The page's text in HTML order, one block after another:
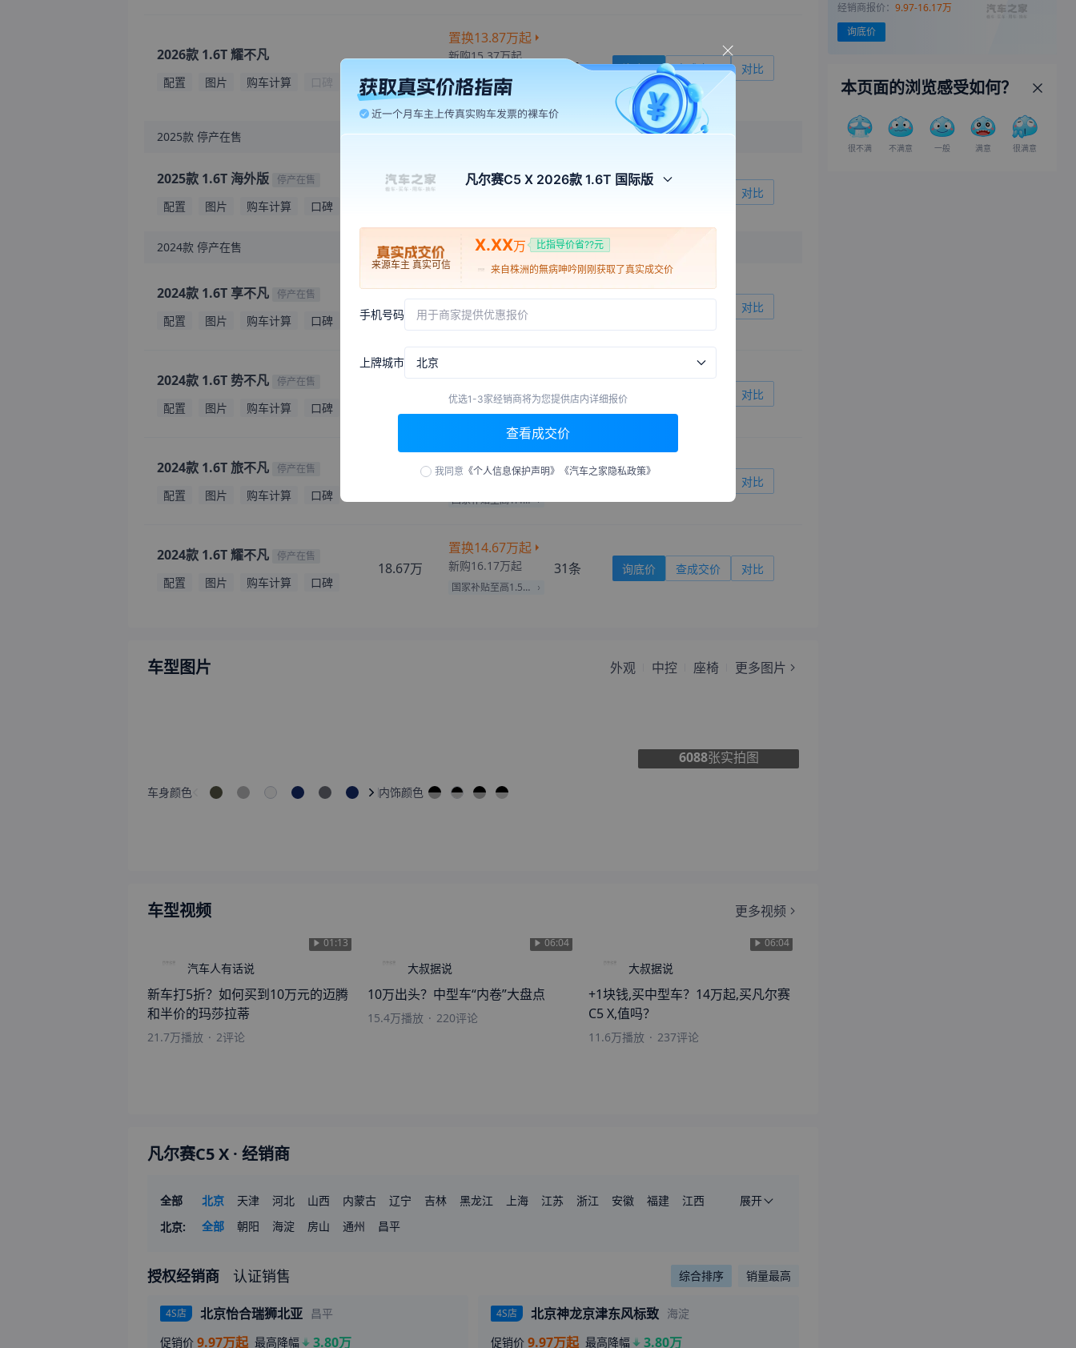
2026款 1.6T 耀不凡
配置 图片 购车计算 口碑
置换13.87万起
新购15.37万起
3年0息
暂无 询底价 查成交价 对比
2025款 停产在售 指导价 起购价 成交价 相关信息
2025款 1.6T 海外版 停产在售
配置 图片 购车计算 口碑
13.77万
新购9.97万起
对比
2024款 停产在售 指导价 起购价 成交价
2024款 1.6T 享不凡 停产在售
配置 图片 购车计算 口碑
14.37万
置换10.68万起
新购11.87万起 对比
2024款 1.6T 势不凡 停产在售
配置 图片 购车计算 口碑
新购 13.37万起
国家补贴至高1.34万
999+条 询底价 对比
2024款 1.6T 旅不凡 停产在售
配置 图片 购车计算 口碑
17.1717万 新购14.67万起
国家补贴至高1.47万
175 条 对比
2024款 1.6T 耀不凡 停产在售
配置 图片 购车计算 口碑
18.67万
置换14.67万起
新购16.17万起
国家补贴至高1.50万
31条 询底价 查成交价 对比
车型图片 外观 中控 座椅 更多图片
6088张实拍图
车身颜色 内饰颜色
车型视频 更多视频
01:13
汽车人有话说
新车打5折？如何买到10万元的迈腾
和半价的玛莎拉蒂
21.7万播放 · 2评论
06:04
大叔据说
10万出头？中型车“内卷”大盘点
15.4万播放 · 220评论
06:04
大叔据说
+1块钱,买中型车？14万起,买凡尔赛
C5 X,值吗？
11.6万播放 · 237评论
凡尔赛C5 X · 经销商
全部 北京 天津 河北 山西 内蒙古 辽宁 吉林 黑龙江 上海 江苏 浙江 安徽 福建
江西
山东
河南 湖北 湖南 广东 广西
展开
北京: 全部 朝阳 海淀 房山 通州 昌平
授权经销商 认证销售 综合排序 销量最高
4S店 北京怡合瑞狮北亚
昌平
促销价 9.97万起 最高降幅 3.80万
4S店 北京神龙京津东风标致 海淀
促销价 9.97万起 最高降幅 3.80万
经销商报价： 9.97-16.17万
询底价
本页面的浏览感受如何？
很不满 不满意 一般 满意 很满意
凡尔赛C5 X 2026款 1.6T 国际版
来源车主 真实可信
X.XX万 比指导价省??元
来自东方 的星空下的约定 刚刚获取了真实成交价
来自滁州的冯沛沛的爷爷刚刚获取了真实成交价
来自株洲的無病呻吟刚刚获取了真实成交价
来自伊犁的Daisy刚刚获取了真实成交价
来自巢湖
刚刚获取了真实成交价
来自福州的似是故人来刚刚获取了真实成交价
来自西宁的我的真心只给你
eyes
来自 日喀则
刚刚获取了真实成交价
来自 宜宾
刚刚获取了真实成交价
刚刚获取了真实成交价
刚刚获取了真实成交价
来自
的Thewindlosthis
刚刚获取了真实成交价
来自信阳的给颗糖就不哭 刚刚获取了真实成交价
距离流连似水刚刚获取了真实成交价
刚刚获取了真实成交价
手机号码 用于商家提供优惠报价
上牌城市 北京
优选1-3家经销商将为您提供店内详细报价
查看成交价
我同意 《个人信息保护声明》 《汽车之家隐私政策》